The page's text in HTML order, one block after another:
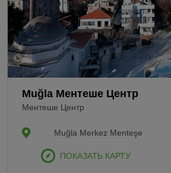
Muğla Ментеше Центр
Ментеше Центр
Muğla Merkez Menteşe
ПОКАЗАТЬ КАРТУ